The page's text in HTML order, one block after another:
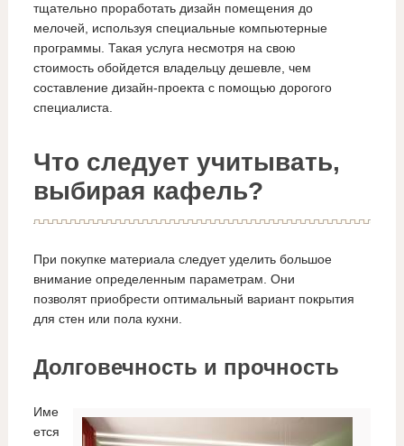
тщательно проработать дизайн помещения до
мелочей, используя специальные компьютерные
программы. Такая услуга несмотря на свою
стоимость обойдется владельцу дешевле, чем
составление дизайн-проекта с помощью дорогого
специалиста.
Что следует учитывать,
выбирая кафель?
При покупке материала следует уделить большое
внимание определенным параметрам. Они
позволят приобрести оптимальный вариант покрытия
для стен или пола кухни.
Долговечность и прочность
Име
ется